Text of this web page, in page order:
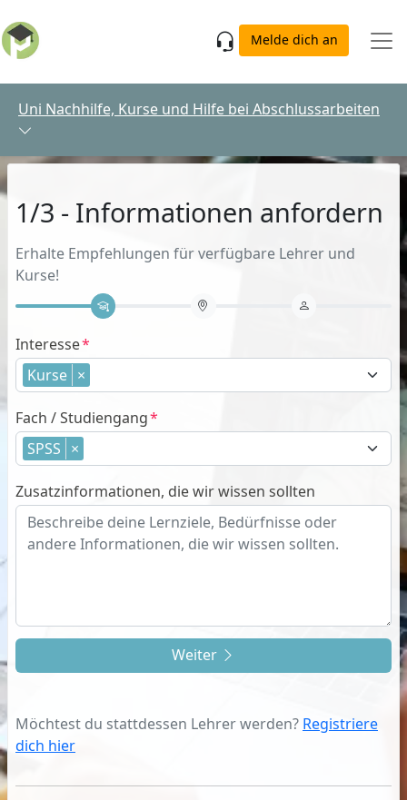
Melde dich an
Uni Nachhilfe, Kurse und Hilfe bei Abschlussarbeiten
1/3 - Informationen anfordern
Erhalte Empfehlungen für verfügbare Lehrer und
Kurse!
Interesse
Kurse ×
Fach / Studiengang
SPSS ×
Zusatzinformationen, die wir wissen sollten
Weiter
Möchtest du stattdessen Lehrer werden? Registriere
dich hier